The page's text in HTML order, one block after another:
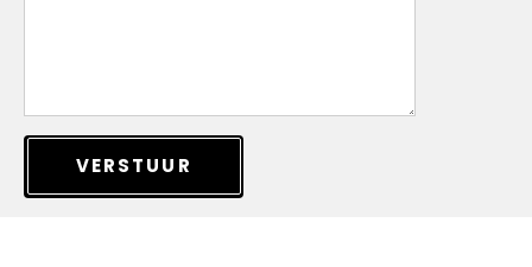
VERSTUUR